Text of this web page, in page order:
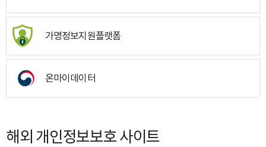
가명정보지원플랫폼
온마이데이터
해외 개인정보보호 사이트